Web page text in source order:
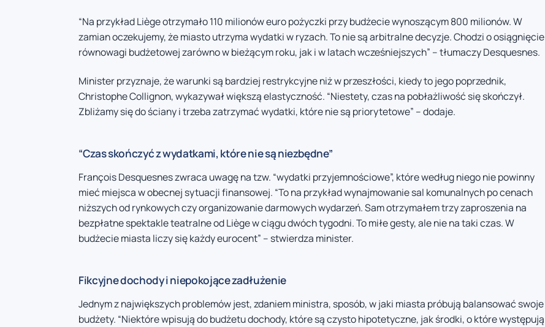
“Na przykład Liège otrzymało 110 milionów euro pożyczki przy budżecie wynoszącym 800 milionów. W
zamian oczekujemy, że miasto utrzyma wydatki w ryzach. To nie są arbitralne decyzje. Chodzi o osiągnięcie
równowagi budżetowej zarówno w bieżącym roku, jak i w latach wcześniejszych” – tłumaczy Desquesnes.
Minister przyznaje, że warunki są bardziej restrykcyjne niż w przeszłości, kiedy to jego poprzednik,
Christophe Collignon, wykazywał większą elastyczność. “Niestety, czas na pobłażliwość się skończył.
Zbliżamy się do ściany i trzeba zatrzymać wydatki, które nie są priorytetowe” – dodaje.
“Czas skończyć z wydatkami, które nie są niezbędne”
François Desquesnes zwraca uwagę na tzw. “wydatki przyjemnościowe”, które według niego nie powinny
mieć miejsca w obecnej sytuacji finansowej. “To na przykład wynajmowanie sal komunalnych po cenach
niższych od rynkowych czy organizowanie darmowych wydarzeń. Sam otrzymałem trzy zaproszenia na
bezpłatne spektakle teatralne od Liège w ciągu dwóch tygodni. To miłe gesty, ale nie na taki czas. W
budżecie miasta liczy się każdy eurocent” – stwierdza minister.
Fikcyjne dochody i niepokojące zadłużenie
Jednym z największych problemów jest, zdaniem ministra, sposób, w jaki miasta próbują balansować swoje
budżety. “Niektóre wpisują do budżetu dochody, które są czysto hipotetyczne, jak środki, o które występują